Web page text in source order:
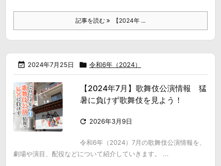
記事を読む 【2024年 ...
 2024年7月25日  令和6年（2024）
【2024年7月】歌舞伎公演情報 猛
暑に負けず歌舞伎を見よう！
 2026年3月9日
令和6年（2024）7月の歌舞伎公演情報を、
劇場や演目、配役などについて紹介していきます。 ...